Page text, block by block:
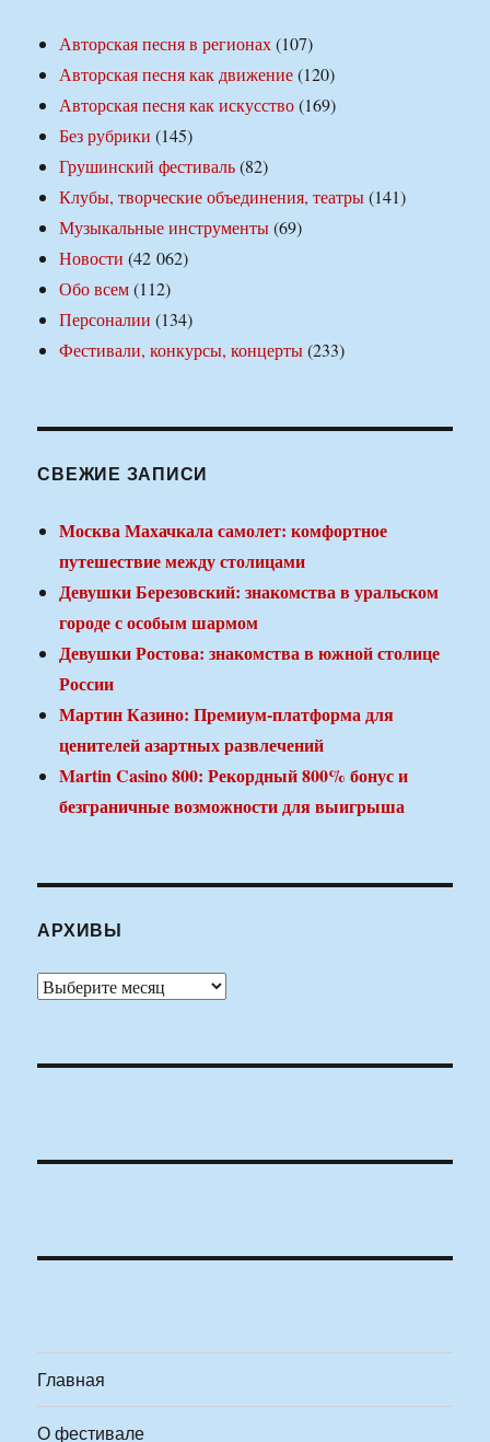
Авторская песня в регионах(107)
Авторская песня как движение(120)
Авторская песня как искусство(169)
Без рубрики (145)
Грушинский фестиваль(82)
Клубы, творческие объединения, театры(141)
Музыкальные инструменты(69)
Новости (42 062)
Обо всем(112)
Персоналии (134)
Фестивали, конкурсы, концерты(233)
СВЕЖИЕ ЗАПИСИ
Москва Махачкала самолет: комфортное
путешествие между столицами
Девушки Березовский: знакомства в уральском
городе с особым шармом
Девушки Ростова: знакомства в южной столице
России
Мартин Казино: Премиум-платформа для
ценителей азартных развлечений
Martin Casino 800: Рекордный 800% бонус и
безграничные возможности для выигрыша
АРХИВЫ
Архивы
Главная
О фестивале